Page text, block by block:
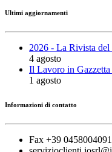
Ultimi aggiornamenti
2026 - La Rivista del
4 agosto
Il Lavoro in
1 agosto
Informazioni di contatto
Fax +39 0458004091